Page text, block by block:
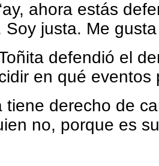
ahora estás
Soy justa. Me
defendió el
en qué eventos
tiene derecho de
no, porque es